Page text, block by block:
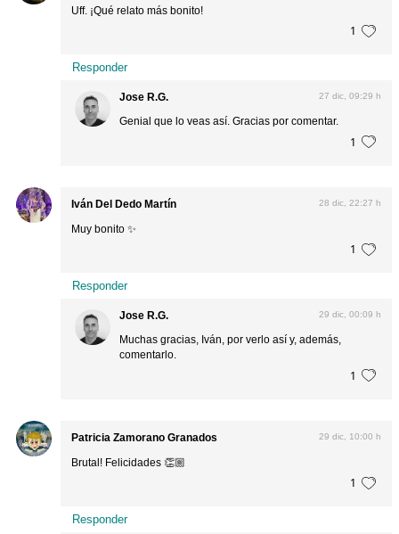
Uff. ¡Qué relato más bonito!
1
Responder
Jose R.G. 27 dic, 09:29 h
Genial que lo veas así. Gracias por comentar.
1
Iván Del Dedo Martín 28 dic, 22:27 h
Muy bonito ✨
1
Responder
Jose R.G. 29 dic, 00:09 h
Muchas gracias, Iván, por verlo así y, además,
comentarlo.
1
Patricia Zamorano Granados 29 dic, 10:00 h
Brutal! Felicidades 👏🏼
1
Responder